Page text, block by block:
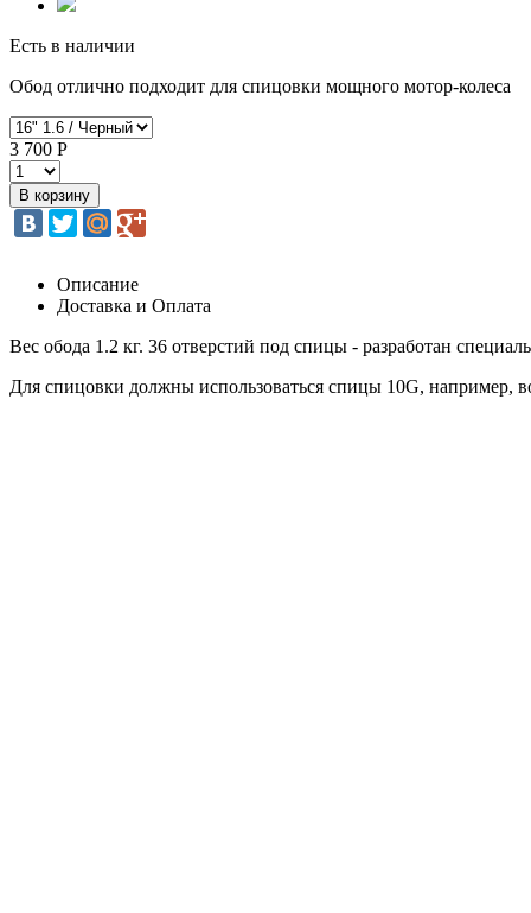
Есть в наличии
Обод отлично подходит для спицовки мощного мотор-колеса
3 700 Р
Описание
Доставка и Оплата
Вес обода 1.2 кг. 36 отверстий под спицы - разработан
Для спицовки должны использоваться спицы 10G, например,